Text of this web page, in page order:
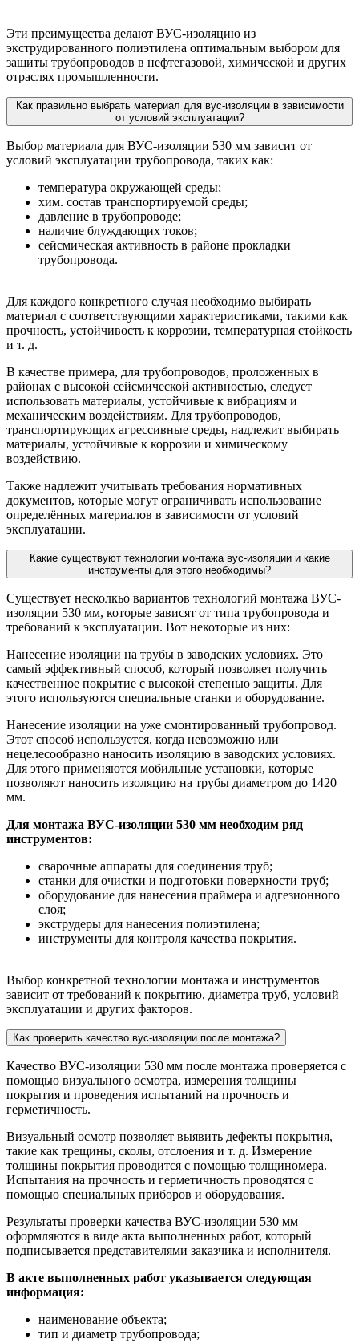
Эти преимущества делают ВУС-изоляцию из
экструдированного полиэтилена оптимальным выбором для
защиты трубопроводов в нефтегазовой, химической и других
отраслях промышленности.
Как правильно выбрать материал для вус-изоляции в зависимости
от условий эксплуатации?
Выбор материала для ВУС-изоляции 530 мм зависит от
условий эксплуатации трубопровода, таких как:
температура окружающей среды;
хим. состав транспортируемой среды;
давление в трубопроводе;
наличие блуждающих токов;
сейсмическая активность в районе прокладки
трубопровода.
Для каждого конкретного случая необходимо выбирать
материал с соответствующими характеристиками, такими как
прочность, устойчивость к коррозии, температурная стойкость
и т. д.
В качестве примера, для трубопроводов, проложенных в
районах с высокой сейсмической активностью, следует
использовать материалы, устойчивые к вибрациям и
механическим воздействиям. Для трубопроводов,
транспортирующих агрессивные среды, надлежит выбирать
материалы, устойчивые к коррозии и химическому
воздействию.
Также надлежит учитывать требования нормативных
документов, которые могут ограничивать использование
определённых материалов в зависимости от условий
эксплуатации.
Какие существуют технологии монтажа вус-изоляции и какие
инструменты для этого необходимы?
Существует несколкьо вариантов технологий монтажа ВУС-
изоляции 530 мм, которые зависят от типа трубопровода и
требований к эксплуатации. Вот некоторые из них:
Нанесение изоляции на трубы в заводских условиях. Это
самый эффективный способ, который позволяет получить
качественное покрытие с высокой степенью защиты. Для
этого используются специальные станки и оборудование.
Нанесение изоляции на уже смонтированный трубопровод.
Этот способ используется, когда невозможно или
нецелесообразно наносить изоляцию в заводских условиях.
Для этого применяются мобильные установки, которые
позволяют наносить изоляцию на трубы диаметром до 1420
мм.
Для монтажа ВУС-изоляции 530 мм необходим ряд
инструментов:
сварочные аппараты для соединения труб;
станки для очистки и подготовки поверхности труб;
оборудование для нанесения праймера и адгезионного
слоя;
экструдеры для нанесения полиэтилена;
инструменты для контроля качества покрытия.
Выбор конкретной технологии монтажа и инструментов
зависит от требований к покрытию, диаметра труб, условий
эксплуатации и других факторов.
Как проверить качество вус-изоляции после монтажа?
Качество ВУС-изоляции 530 мм после монтажа проверяется с
помощью визуального осмотра, измерения толщины
покрытия и проведения испытаний на прочность и
герметичность.
Визуальный осмотр позволяет выявить дефекты покрытия,
такие как трещины, сколы, отслоения и т. д. Измерение
толщины покрытия проводится с помощью толщиномера.
Испытания на прочность и герметичность проводятся с
помощью специальных приборов и оборудования.
Результаты проверки качества ВУС-изоляции 530 мм
оформляются в виде акта выполненных работ, который
подписывается представителями заказчика и исполнителя.
В акте выполненных работ указывается следующая
информация:
наименование объекта;
тип и диаметр трубопровода;